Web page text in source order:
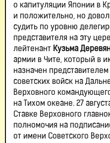
о капитуляции Японии в
и положительно, но
судить по уровню
представителя на эту
лейтенант Кузьма
армии в Чите, который в
назначен
советских войск на
Верховного
на Тихом океане. 27
Ставке Верховного
полномочия на
от имени Советского